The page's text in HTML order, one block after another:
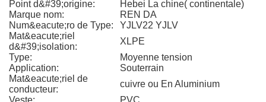
Point d&#39;origine:
Hebei La chine( continentale)
Marque nom:
REN DA
Num&eacute;ro de Type:
YJLV22 YJLV
Mat&eacute;riel
d&#39;isolation:
XLPE
Type:
Moyenne tension
Application:
Souterrain
Mat&eacute;riel de
conducteur:
cuivre ou En Aluminium
Veste:
PVC